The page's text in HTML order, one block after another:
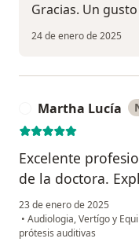
Gracias. Un
24 de enero de 2025
Martha Lucía
Excelente
de la doctora.
23 de enero de 2025
• Audiologia, Vertígo y
prótesis auditivas